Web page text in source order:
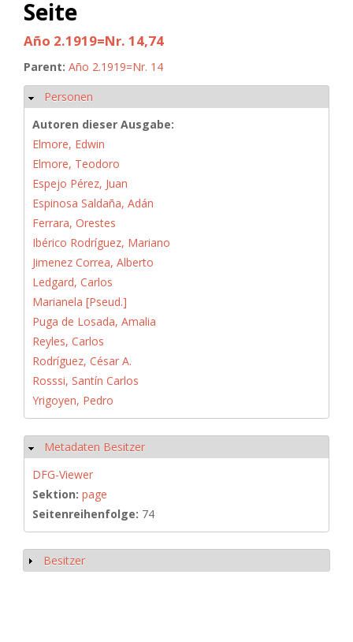
Seite
Año 2.1919=Nr. 14,74
Parent: Año 2.1919=Nr. 14
Hide
Personen
Autoren dieser Ausgabe:
Elmore, Edwin
Elmore, Teodoro
Espejo Pérez, Juan
Espinosa Saldaña, Adán
Ferrara, Orestes
Ibérico Rodríguez, Mariano
Jimenez Correa, Alberto
Ledgard, Carlos
Marianela [Pseud.]
Puga de Losada, Amalia
Reyles, Carlos
Rodríguez, César A.
Rosssi, Santín Carlos
Yrigoyen, Pedro
Hide
Metadaten Besitzer
DFG-Viewer
Sektion: page
Seitenreihenfolge: 74
Show
Besitzer